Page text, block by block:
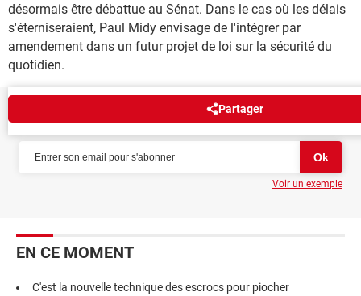
désormais être débattue au Sénat. Dans le cas où les délais
s'éterniseraient, Paul Midy envisage de l'intégrer par
amendement dans un futur projet de loi sur la sécurité du
quotidien.
Partager
NEWSLETTER
Voir un exemple
EN CE MOMENT
C'est la nouvelle technique des escrocs pour piocher